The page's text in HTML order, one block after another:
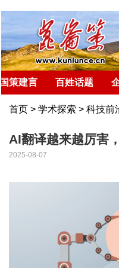
国策建言 百姓话题
首页> 学术探索 > 科技前
AI翻译越来越厉害
2025-08-07